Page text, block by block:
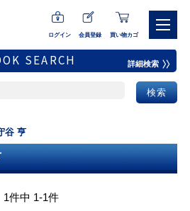
ログイン 会員登録 買い物カゴ
SEARCH 詳細検索
谷 亨
1件中 1-1件